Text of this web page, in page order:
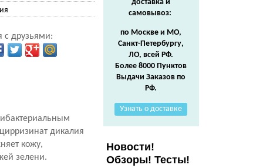
с друзьями:
дикалия
кожу,
зелени.
доставка и
самовывоз:
по Москве и МО,
Санкт-Петербургу,
ЛО, всей РФ.
Более 8000 Пунктов
Выдачи Заказов по
РФ.
Узнать о доставке
Новости!
Обзоры! Тесты!